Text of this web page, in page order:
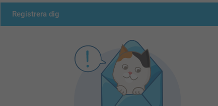
Registrera dig